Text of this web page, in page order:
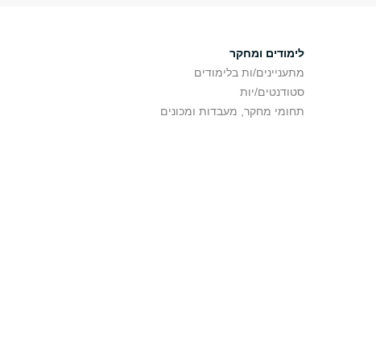
לימודים ומחקר
מתעניינים/ות בלימודים
סטודנטים/יות
תחומי מחקר, מעבדות ומכונים